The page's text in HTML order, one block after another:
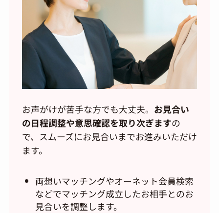
お声がけが苦手な方でも大丈夫。 お見合い
の日程調整や意思確認を取り次ぎますの
で、スムーズにお見合いまでお進みいただけ
ます。
両想いマッチングやオーネット会員検索
などでマッチング成立したお相手とのお
見合いを調整します。